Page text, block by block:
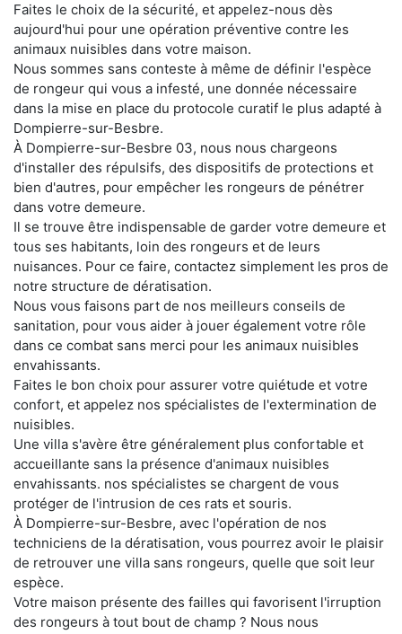
Faites le choix de la sécurité, et appelez-nous dès
aujourd'hui pour une opération préventive contre les
animaux nuisibles dans votre maison.
Nous sommes sans conteste à même de définir l'espèce
de rongeur qui vous a infesté, une donnée nécessaire
dans la mise en place du protocole curatif le plus adapté à
Dompierre-sur-Besbre.
À Dompierre-sur-Besbre 03, nous nous chargeons
d'installer des répulsifs, des dispositifs de protections et
bien d'autres, pour empêcher les rongeurs de pénétrer
dans votre demeure.
Il se trouve être indispensable de garder votre demeure et
tous ses habitants, loin des rongeurs et de leurs
nuisances. Pour ce faire, contactez simplement les pros de
notre structure de dératisation.
Nous vous faisons part de nos meilleurs conseils de
sanitation, pour vous aider à jouer également votre rôle
dans ce combat sans merci pour les animaux nuisibles
envahissants.
Faites le bon choix pour assurer votre quiétude et votre
confort, et appelez nos spécialistes de l'extermination de
nuisibles.
Une villa s'avère être généralement plus confortable et
accueillante sans la présence d'animaux nuisibles
envahissants. nos spécialistes se chargent de vous
protéger de l'intrusion de ces rats et souris.
À Dompierre-sur-Besbre, avec l'opération de nos
techniciens de la dératisation, vous pourrez avoir le plaisir
de retrouver une villa sans rongeurs, quelle que soit leur
espèce.
Votre maison présente des failles qui favorisent l'irruption
des rongeurs à tout bout de champ ? Nous nous